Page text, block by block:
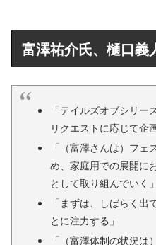
富澤祐介氏、樋口義
「テイルズオブシリ
リクエストに応じて企
「（富澤さんは）フ
め、家庭用での展開に
として取り組んでいく」
「まずは、しばらく出
とに注力する」
「（富澤体制の状況は